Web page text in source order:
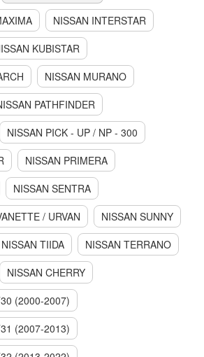
NISSAN INTERSTAR
KUBISTAR
NISSAN MURANO
PATHFINDER
NISSAN PICK - UP / NP - 300
NISSAN PRIMERA
NISSAN SENTRA
/ URVAN
NISSAN SUNNY
NISSAN TIIDA
NISSAN TERRANO
NISSAN CHERRY
(2000-2007)
(2007-2013)